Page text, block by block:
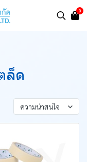
0
ล็ด
ความน่าสนใจ